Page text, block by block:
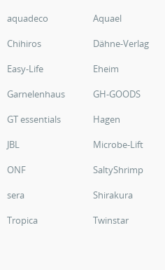
aquadeco
Aquael
Chihiros
Dähne-Verlag
Easy-Life
Eheim
Garnelenhaus
GH-GOODS
GT essentials
Hagen
JBL
Microbe-Lift
ONF
SaltyShrimp
sera
Shirakura
Tropica
Twinstar